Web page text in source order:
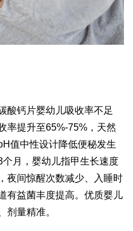
酸钙片婴幼儿吸收率不足
率提升至65%-75% ，天然
值中性设计降低便秘发生
个月，婴幼儿指甲生长速度
夜间惊醒次数减少、入睡时
有益菌丰度提高。优质婴儿
剂量精准。